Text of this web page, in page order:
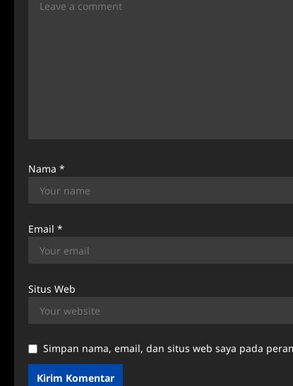
Nama *
Email *
Situs Web
Simpan nama, email, dan situs web saya pada